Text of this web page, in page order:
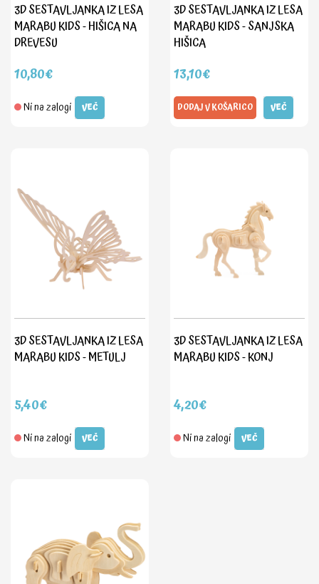
3D SESTAVLJANKA IZ LESA
MARABU KIDS - HIŠICA NA
DREVESU
10,80€
Ni na zalogi VEČ
3D SESTAVLJANKA IZ LESA
MARABU KIDS - SANJSKA
HIŠICA
13,10€
DODAJ V KOŠARICO VEČ
3D SESTAVLJANKA IZ LESA
MARABU KIDS - METULJ
5,40€
Ni na zalogi VEČ
3D SESTAVLJANKA IZ LESA
MARABU KIDS - KONJ
4,20€
Ni na zalogi VEČ